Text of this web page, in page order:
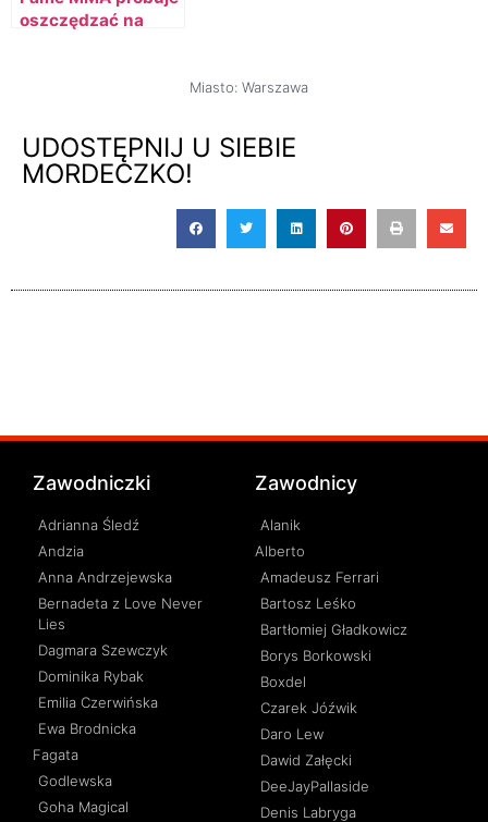
oszczędzać na
Miasto: Warszawa
UDOSTĘPNIJ U SIEBIE
MORDECZKO!
Zawodniczki
Adrianna Śledź
Andzia
Anna Andrzejewska
Bernadeta z Love Never
Lies
Dagmara Szewczyk
Dominika Rybak
Emilia Czerwińska
Ewa Brodnicka
Fagata
Godlewska
Goha Magical
Zawodnicy
Alanik
Alberto
Amadeusz Ferrari
Bartosz Leśko
Bartłomiej Gładkowicz
Borys Borkowski
Boxdel
Czarek Jóźwik
Daro Lew
Dawid Załęcki
DeeJayPallaside
Denis Labryga